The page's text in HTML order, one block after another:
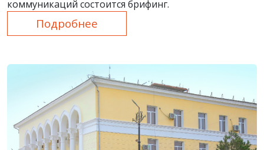
коммуникаций состоится брифинг.
Подробнее